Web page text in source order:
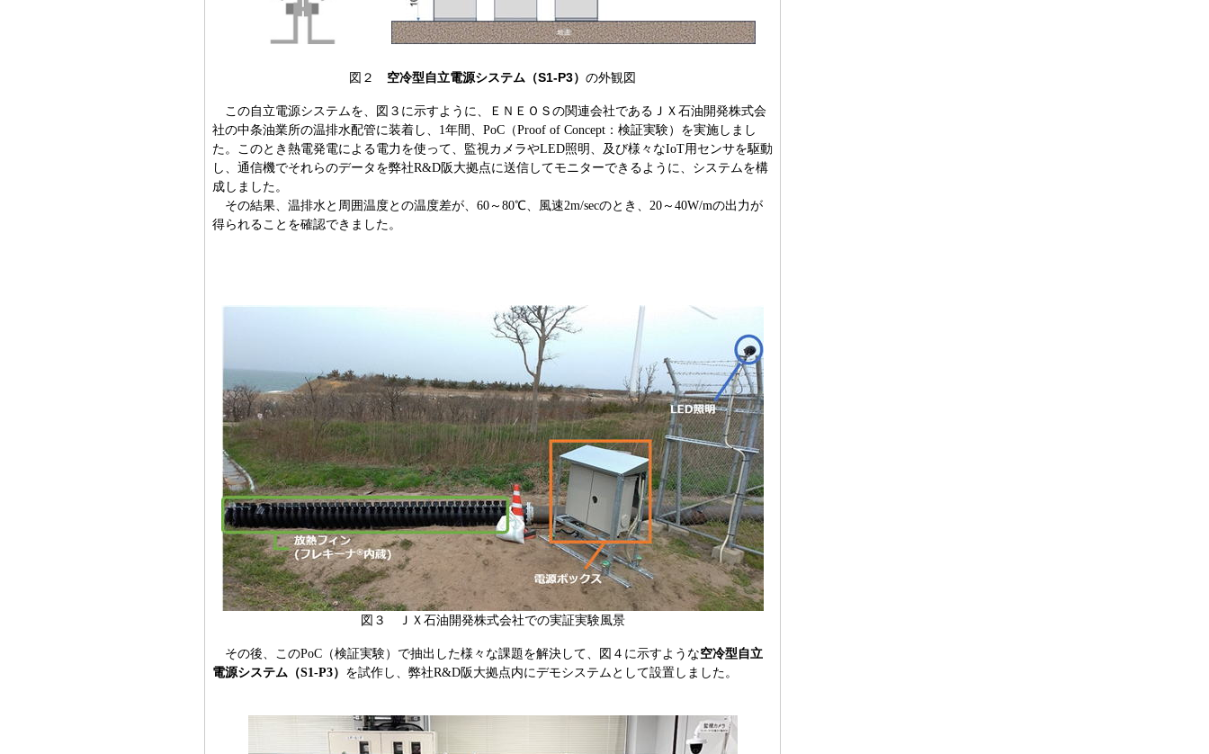
図２ 空冷型自立電源システム（S1-P3） の外観図
この自立電源システムを、図３に示すように、ＥＮＥＯＳの関連会社であるＪＸ石油開発株式会
社の中条油業所の温排水配管に装着し、1年間、PoC（Proof of Concept：検証実験）を実施しまし
た。このとき熱電発電による電力を使って、監視カメラやLED照明、及び様々なIoT用センサを駆動
し、通信機でそれらのデータを弊社R&D阪大拠点に送信してモニターできるように、システムを構
成しました。
その結果、温排水と周囲温度との温度差が、60～80℃、風速2m/secのとき、20～40W/mの出力が
得られることを確認できました。
図３ ＪＸ石油開発株式会社での実証実験風景
その後、このPoC（検証実験）で抽出した様々な課題を解決して、図４に示すような空冷型自立
電源システム（S1-P3） を試作し、弊社R&D阪大拠点内にデモシステムとして設置しました。